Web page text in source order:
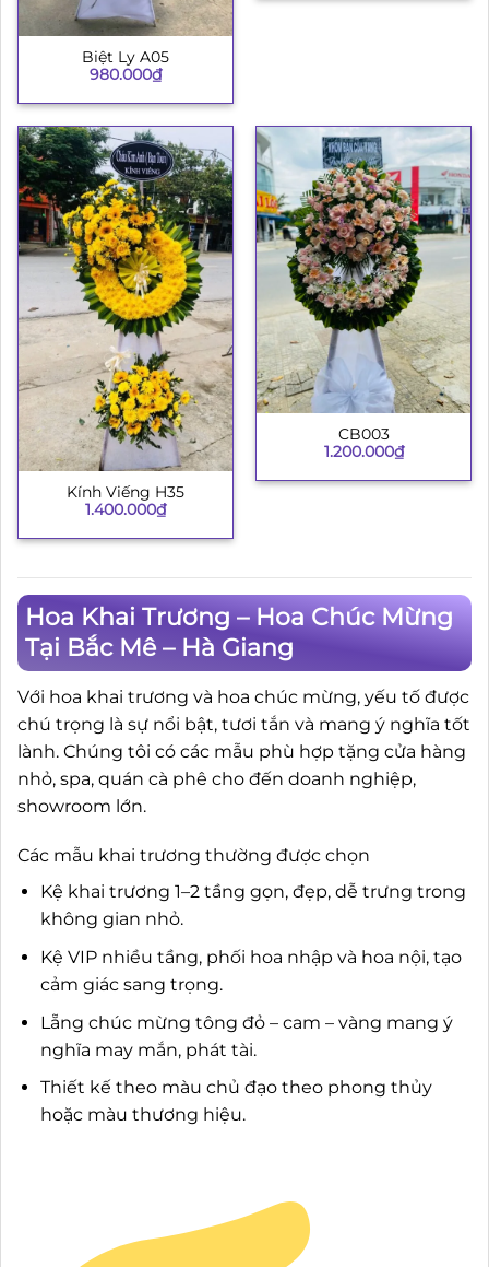
Biệt Ly A05
980.000₫
Kính Viếng H35
1.400.000₫
CB003
1.200.000₫
Hoa Khai Trương – Hoa Chúc Mừng
Tại Bắc Mê – Hà Giang
Với hoa khai trương và hoa chúc mừng, yếu tố được
chú trọng là sự nổi bật, tươi tắn và mang ý nghĩa tốt
lành. Chúng tôi có các mẫu phù hợp tặng cửa hàng
nhỏ, spa, quán cà phê cho đến doanh nghiệp,
showroom lớn.
Các mẫu khai trương thường được chọn
Kệ khai trương 1–2 tầng gọn, đẹp, dễ trưng trong
không gian nhỏ.
Kệ VIP nhiều tầng, phối hoa nhập và hoa nội, tạo
cảm giác sang trọng.
Lẵng chúc mừng tông đỏ – cam – vàng mang ý
nghĩa may mắn, phát tài.
Thiết kế theo màu chủ đạo theo phong thủy
hoặc màu thương hiệu.